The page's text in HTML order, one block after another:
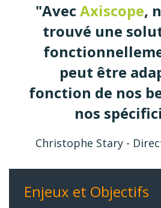
"AvecAxiscope,
trouvé une
peut être
fonction de nos
nos
Christophe Stary -
Enjeux et Objectifs